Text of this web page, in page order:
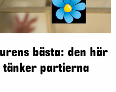
bästa: den här
tänker partierna